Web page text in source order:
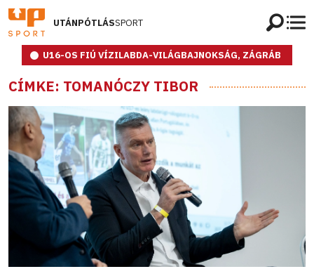
UTÁNPÓTLÁSSPORT
U16-OS FIÚ VÍZILABDA-VILÁGBAJNOKSÁG, ZÁGRÁB
CÍMKE: TOMANÓCZY TIBOR